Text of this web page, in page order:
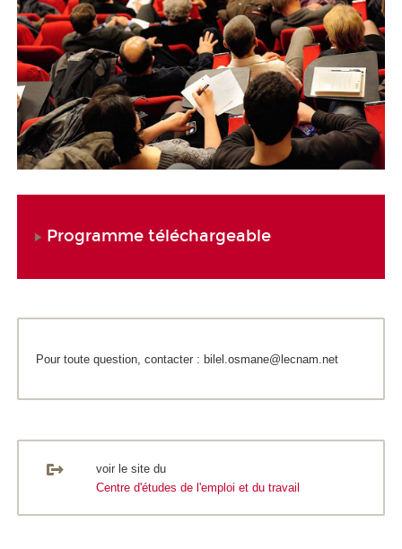
Programme téléchargeable
Pour toute question, contacter : bilel.osmane@lecnam.net
voir le site du
Centre d'études de l'emploi et du travail